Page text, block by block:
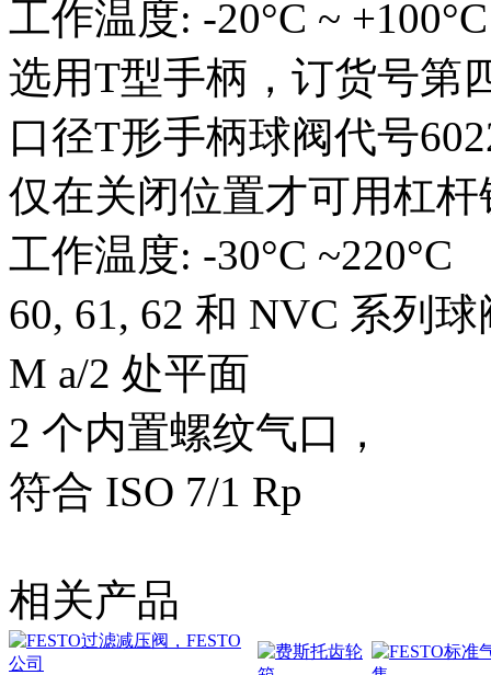
工作温度: -20°C ~ +100°C
选用T型手柄，订货号第
口径T形手柄球阀代号
仅在关闭位置才可用杠
工作温度: -30°C ~220°C
60, 61, 62 和 NVC 系列
M a/2 处平面
2 个内置螺纹气口，
符合 ISO 7/1 Rp
相关产品